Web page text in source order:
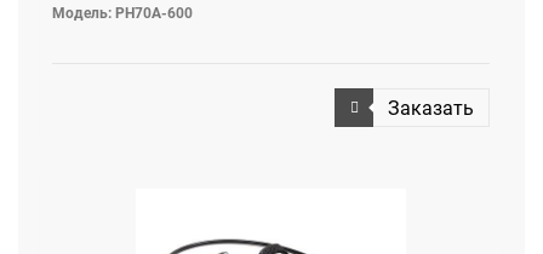
Модель: PH70A-600
Заказать